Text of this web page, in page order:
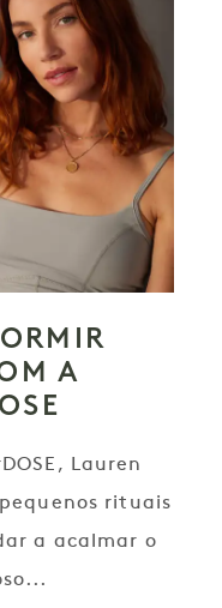
A
Lauren
rituais
a acalmar o